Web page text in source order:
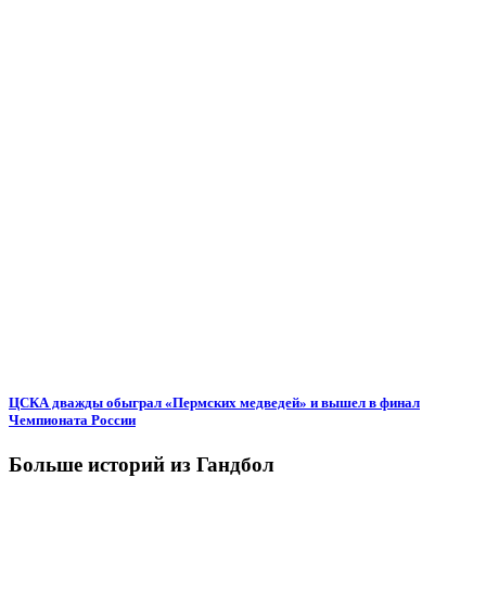
ЦСКА дважды обыграл «Пермских медведей» и вышел в финал
Чемпионата России
Больше историй из Гандбол